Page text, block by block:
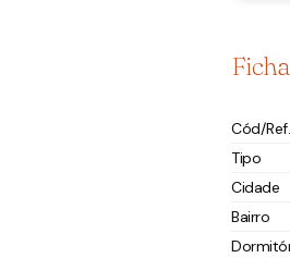
Cód/Ref.
Tipo
Cidade
Bairro